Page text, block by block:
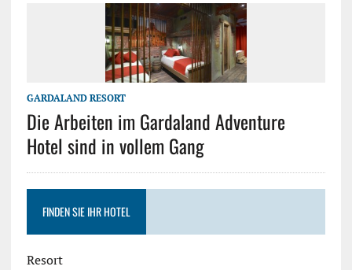
GARDALAND RESORT
Die Arbeiten im Gardaland Adventure
Hotel sind in vollem Gang
FINDEN SIE IHR HOTEL
Resort